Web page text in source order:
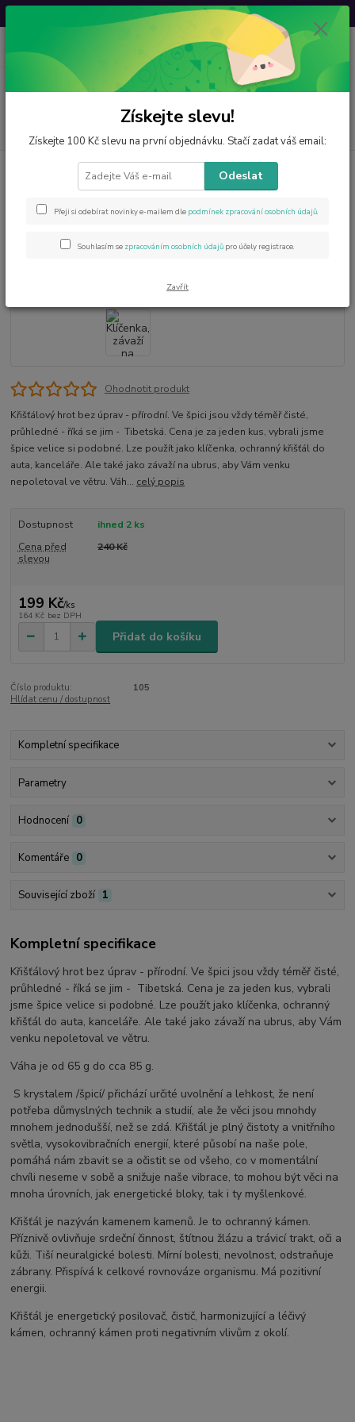
Svatovavřinecká sleva: 20 % s kódemVAVRINEC20
Menu
CZK 0
za
Novinky Klíčenka, závaží na ubrus aj. - čistý křišťál
Klíčenka, závaží na ubrus aj. -
Ohodnotit produkt
Křišťálový hrot bez úprav - přírodní. Ve špici jsou vždy téměř čisté,
průhledné - říká se jim - Tibetská. Cena je za jeden kus, vybrali jsme
špice velice si podobné. Lze použít jako klíčenka, ochranný křišťál do
auta, kanceláře. Ale také jako závaží na ubrus, aby Vám venku
nepoletoval ve větru. Váh... celý popis
Dostupnost
ihned 2 ks
Cena před
slevou
240 Kč
199 Kč/ks
164 Kč bez DPH
Přidat do košíku
Číslo produktu:
105
Hlídat cenu / dostupnost
Kompletní specifikace
Parametry
Hodnocení 0
Komentáře 0
Související zboží 1
Kompletní specifikace
Křišťálový hrot bez úprav - přírodní. Ve špici jsou vždy téměř čisté,
průhledné - říká se jim - Tibetská. Cena je za jeden kus, vybrali
jsme špice velice si podobné. Lze použít jako klíčenka, ochranný
křišťál do auta, kanceláře. Ale také jako závaží na ubrus, aby Vám
venku nepoletoval ve větru.
Váha je od 65 g do cca 85 g.
S krystalem /špicí/ přichází určité uvolnění a lehkost, že není
potřeba důmyslných technik a studií, ale že věci jsou mnohdy
mnohem jednodušší, než se zdá. Křišťál je plný čistoty a vnitřního
světla, vysokovibračních energií, které působí na naše pole,
pomáhá nám zbavit se a očistit se od všeho, co v momentální
chvíli neseme v sobě a snižuje naše vibrace, to mohou být věci na
mnoha úrovních, jak energetické bloky, tak i ty myšlenkové.
Křišťál je nazýván kamenem kamenů. Je to ochranný kámen.
Příznivě ovlivňuje srdeční činnost, štítnou žlázu a trávicí trakt, oči a
kůži. Tiší neuralgické bolesti. Mírní bolesti, nevolnost, odstraňuje
zábrany. Přispívá k celkové rovnováze organismu. Má pozitivní
energii.
Křišťál je energetický posilovač, čistič, harmonizující a léčivý
kámen, ochranný kámen proti negativním vlivům z okolí.
Získejte slevu!
Získejte 100 Kč slevu na první objednávku. Stačí zadat váš email:
Odeslat
Přeji si odebírat novinky e-mailem dle podmínek zpracování osobních údajů.
Souhlasím se zpracováním osobních údajů pro účely registrace.
Zavřít